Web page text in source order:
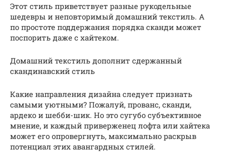
Этот стиль приветствует разные рукодельные
шедевры и неповторимый домашний текстиль. А
по простоте поддержания порядка сканди может
поспорить даже с хайтеком.
Домашний текстиль дополнит сдержанный
скандинавский стиль
Какие направления дизайна следует признать
самыми уютными? Пожалуй, прованс, сканди,
ардеко и шебби-шик. Но это сугубо субъективное
мнение, и каждый приверженец лофта или хайтека
может его опровергнуть, максимально раскрыв
потенциал этих авангардных стилей.